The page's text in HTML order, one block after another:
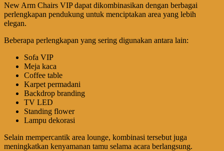
New Arm Chairs VIP dapat dikombinasikan dengan berbagai
perlengkapan pendukung untuk menciptakan area yang lebih
elegan.
Beberapa perlengkapan yang sering digunakan antara lain:
Sofa VIP
Meja kaca
Coffee table
Karpet permadani
Backdrop branding
TV LED
Standing flower
Lampu dekorasi
Selain mempercantik area lounge, kombinasi tersebut juga
meningkatkan kenyamanan tamu selama acara berlangsung.